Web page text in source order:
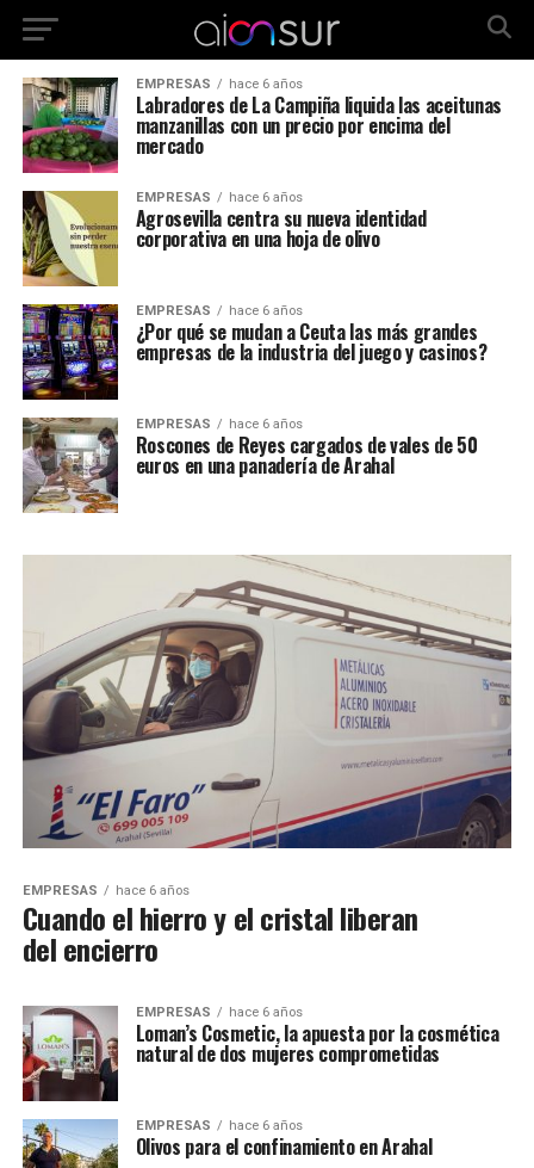
EMPRESAS hace 6 años
Labradores de La Campiña liquida las aceitunas
manzanillas con un precio por encima del
mercado
EMPRESAS hace 6 años
Agrosevilla centra su nueva identidad
corporativa en una hoja de olivo
EMPRESAS hace 6 años
¿Por qué se mudan a Ceuta las más grandes
empresas de la industria del juego y casinos?
EMPRESAS hace 6 años
Roscones de Reyes cargados de vales de 50
euros en una panadería de Arahal
EMPRESAS hace 6 años
Cuando el hierro y el cristal liberan
del encierro
EMPRESAS hace 6 años
Loman’s Cosmetic, la apuesta por la cosmética
natural de dos mujeres comprometidas
EMPRESAS hace 6 años
Olivos para el confinamiento en Arahal